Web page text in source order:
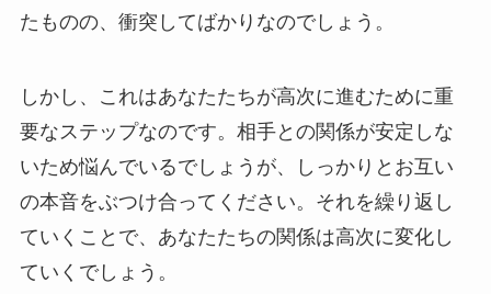
たものの、衝突してばかりなのでしょう。
しかし、これはあなたたちが高次に進むために重
要なステップなのです。相手との関係が安定しな
いため悩んでいるでしょうが、しっかりとお互い
の本音をぶつけ合ってください。それを繰り返し
ていくことで、あなたたちの関係は高次に変化し
ていくでしょう。